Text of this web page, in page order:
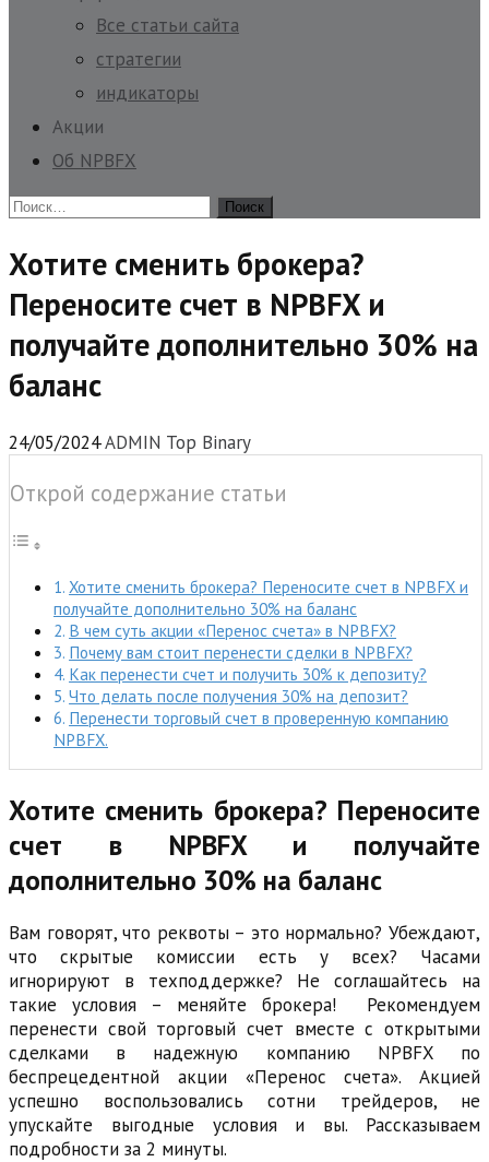
Все статьи сайта
стратегии
индикаторы
Акции
Об NPBFX
Найти:
Хотите сменить брокера?
Переносите счет в NPBFX и
получайте дополнительно 30% на
баланс
24/05/2024ADMIN Top Binary
Открой содержание статьи
Хотите сменить брокера? Переносите счет в NPBFX и
получайте дополнительно 30% на баланс
В чем суть акции «Перенос счета» в NPBFX?
Почему вам стоит перенести сделки в NPBFX?
Как перенести счет и получить 30% к депозиту?
Что делать после получения 30% на депозит?
Перенести торговый счет в проверенную компанию
NPBFX.
Хотите сменить брокера? Переносите
счет в NPBFX и получайте
дополнительно 30% на баланс
Вам говорят, что реквоты – это нормально? Убеждают,
что скрытые комиссии есть у всех? Часами
игнорируют в техподдержке? Не соглашайтесь на
такие условия – меняйте брокера! Рекомендуем
перенести свой торговый счет вместе с открытыми
сделками в надежную компанию NPBFX по
беспрецедентной акции «Перенос счета». Акцией
успешно воспользовались сотни трейдеров, не
упускайте выгодные условия и вы. Рассказываем
подробности за 2 минуты.